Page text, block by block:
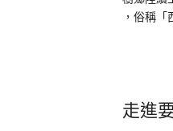
，俗稱「
走進